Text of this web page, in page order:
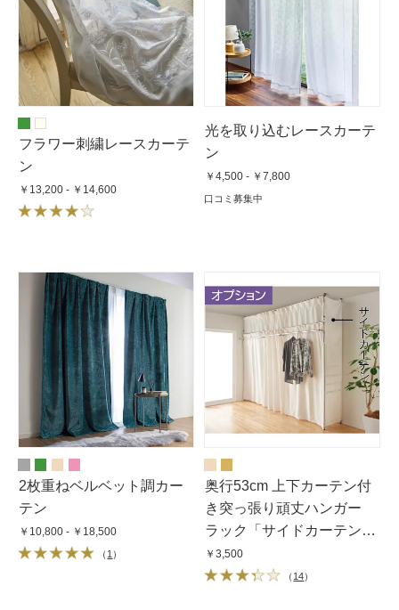
フラワー刺繍レースカーテ
ン
￥13,200 - ￥14,600
光を取り込むレースカーテ
ン
￥4,500 - ￥7,800
口コミ募集中
2枚重ねベルベット調カー
テン
￥10,800 - ￥18,500
（ 1 ）
奥行53cm 上下カーテン付
き突っ張り頑丈ハンガー
ラック「サイドカーテン」
ハイタイプ用
￥3,500
（ 14）